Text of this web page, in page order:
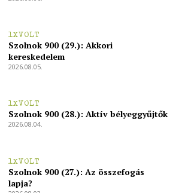
1XVOLT
Szolnok 900 (29.): Akkori
kereskedelem
2026.08.05.
1XVOLT
Szolnok 900 (28.): Aktív bélyeggyűjtők
2026.08.04.
1XVOLT
Szolnok 900 (27.): Az összefogás
lapja?